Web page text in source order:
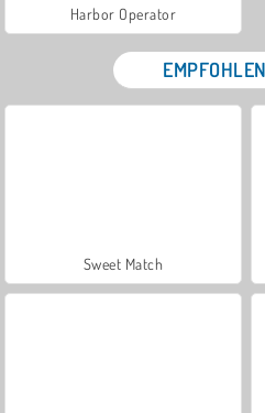
Harbor Operator
Sweet Match